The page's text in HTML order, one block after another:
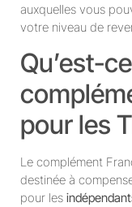
auxquelles vous
votre niveau de
Qu’est-
pour les
Le complément
destinée à
pour les